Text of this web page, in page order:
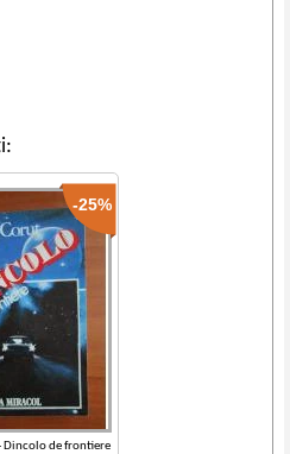
-25%
Dincolo de frontiere